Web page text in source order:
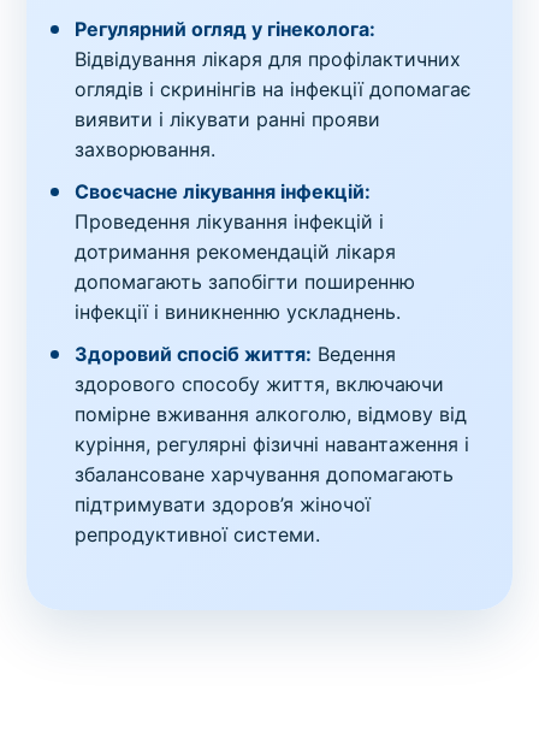
Регулярний огляд у гінеколога:
Відвідування лікаря для профілактичних
оглядів і скринінгів на інфекції допомагає
виявити і лікувати ранні прояви
захворювання.
Своєчасне лікування інфекцій:
Проведення лікування інфекцій і
дотримання рекомендацій лікаря
допомагають запобігти поширенню
інфекції і виникненню ускладнень.
Здоровий спосіб життя: Ведення
здорового способу життя, включаючи
помірне вживання алкоголю, відмову від
куріння, регулярні фізичні навантаження і
збалансоване харчування допомагають
підтримувати здоров’я жіночої
репродуктивної системи.